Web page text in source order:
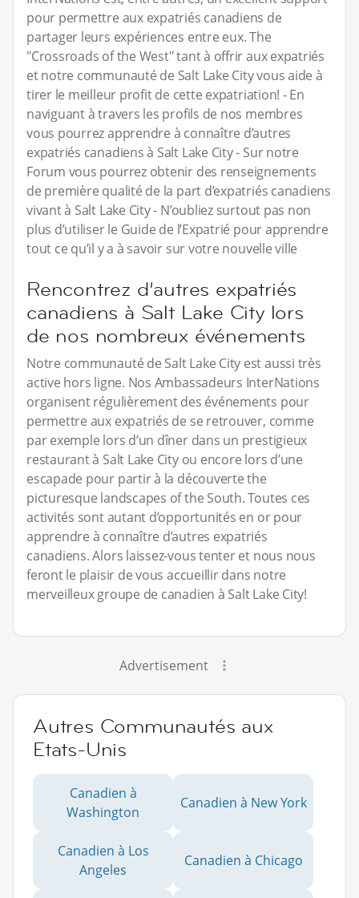
pour permettre aux expatriés canadiens de
partager leurs expériences entre eux. The
"Crossroads of the West" tant à offrir aux expatriés
et notre communauté de Salt Lake City vous aide à
tirer le meilleur profit de cette expatriation! - En
naviguant à travers les profils de nos membres
vous pourrez apprendre à connaître d’autres
expatriés canadiens à Salt Lake City - Sur notre
Forum vous pourrez obtenir des renseignements
de première qualité de la part d’expatriés canadiens
vivant à Salt Lake City - N’oubliez surtout pas non
plus d’utiliser le Guide de l’Expatrié pour apprendre
tout ce qu’il y a à savoir sur votre nouvelle ville
Rencontrez d’autres expatriés
canadiens à Salt Lake City lors
de nos nombreux événements
Notre communauté de Salt Lake City est aussi très
active hors ligne. Nos Ambassadeurs InterNations
organisent régulièrement des événements pour
permettre aux expatriés de se retrouver, comme
par exemple lors d’un dîner dans un prestigieux
restaurant à Salt Lake City ou encore lors d’une
escapade pour partir à la découverte the
picturesque landscapes of the South. Toutes ces
activités sont autant d’opportunités en or pour
apprendre à connaître d’autres expatriés
canadiens. Alors laissez-vous tenter et nous nous
feront le plaisir de vous accueillir dans notre
merveilleux groupe de canadien à Salt Lake City!
Advertisement
Autres Communautés aux
Etats-Unis
Canadien à
Washington
Canadien à New York
Canadien à Los
Angeles
Canadien à Chicago